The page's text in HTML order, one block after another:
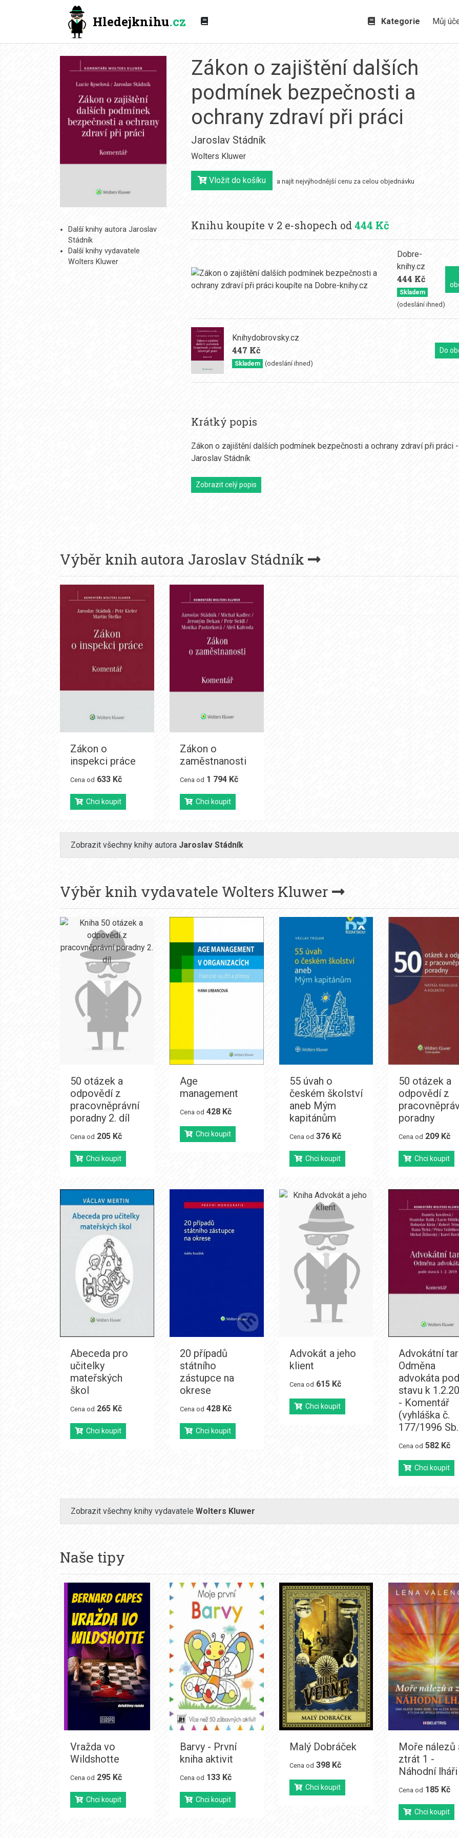
Hledejknihu.cz Kategorie Můj
Další knihy autora Jaroslav
Stádník
Další knihy vydavatele
Wolters Kluwer
Zákon o zajištění dalších
podmínek bezpečnosti a
ochrany zdraví při práci
Jaroslav Stádník
Wolters Kluwer
Vložit do košíku a najít nejvýhodnější cenu za celou objednávku
Knihu koupíte v 2 e-shopech od444 Kč
Dobre-
knihy.cz
444 Kč
Skladem
(odeslání ihned)
Knihydobrovsky.cz
447 Kč
Skladem (odeslání ihned)
Do
Krátký popis
Zákon o zajištění dalších podmínek bezpečnosti a ochrany zdraví při práci -
Jaroslav Stádník
Zobrazit celý popis
Výběr knih autora Jaroslav Stádník
Zákon o
inspekci práce
Cena od 633 Kč
Chci koupit
Zákon o
zaměstnanosti
Cena od 1 794 Kč
Chci koupit
Zobrazit všechny knihy autora Jaroslav Stádník
Výběr knih vydavatele Wolters Kluwer
50 otázek a
odpovědí z
pracovněprávní
poradny 2. díl
Cena od 205 Kč
Chci koupit
Age
management
Cena od 428 Kč
Chci koupit
55 úvah o
českém školství
aneb Mým
kapitánům
Cena od 376 Kč
Chci koupit
50 otázek a
odpovědí z
poradny
Cena od 209 Kč
Chci koupit
Abeceda pro
učitelky
mateřských
škol
Cena od 265 Kč
Chci koupit
20 případů
státního
zástupce na
okrese
Cena od 428 Kč
Chci koupit
Advokát a jeho
klient
Cena od 615 Kč
Chci koupit
Advokátní
Odměna
advokáta
stavu k
- Komentář
(vyhláška č.
177/1996 Sb.
Cena od 582 Kč
Chci koupit
Zobrazit všechny knihy vydavatele Wolters Kluwer
Naše tipy
Vražda vo
Wildshotte
Cena od 295 Kč
Chci koupit
Barvy - První
kniha aktivit
Cena od 133 Kč
Chci koupit
Malý Dobráček
Cena od 398 Kč
Chci koupit
Moře nálezů
ztrát 1 -
Náhodní lháři
Cena od 185 Kč
Chci koupit